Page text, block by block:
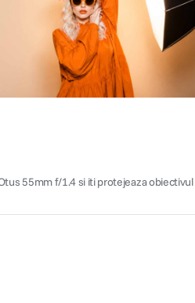
55mm f/1.4 si iti protejeaza